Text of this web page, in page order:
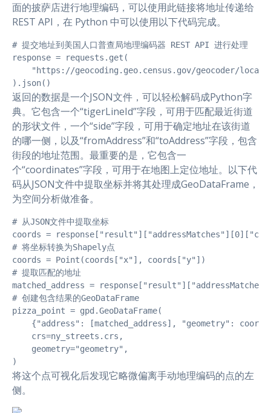
面的披萨店进行地理编码，可以使用此链接将地址传递给
REST API，在 Python 中可以使用以下代码完成。
# 提交地址到美国人口普查局地理编码器 REST API 进行处理
response = requests.get(
"https://geocoding.geo.census.gov/geocoder/
).json()
返回的数据是一个JSON文件，可以轻松解码成Python字
典。它包含一个“tigerLineId”字段，可用于匹配最近街道
的形状文件，一个“side”字段，可用于确定地址在该街道
的哪一侧，以及“fromAddress”和“toAddress”字段，包含
街段的地址范围。最重要的是，它包含一
个“coordinates”字段，可用于在地图上定位地址。以下代
码从JSON文件中提取坐标并将其处理成GeoDataFrame，
为空间分析做准备。
# 从JSON文件中提取坐标
coords =
# 将坐标转换为Shapely点
coords = Point(coords["x"], coords["y"])
# 提取匹配的地址
matched_address =
# 创建包含结果的GeoDataFrame
pizza_point = gpd.GeoDataFrame(
{"address": [matched_address], "geometry":
    crs=ny_streets.crs,
    geometry="geometry",
)
将这个点可视化后发现它略微偏离手动地理编码的点的左
侧。